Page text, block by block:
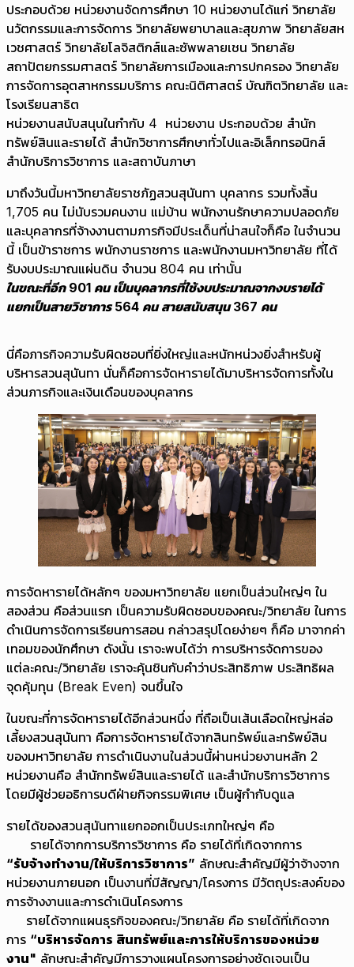
ประกอบด้วย หน่วยงานจัดการศึกษา 10 หน่วยงานได้แก่ วิทยาลัย
นวัตกรรมและการจัดการ วิทยาลัยพยาบาลและสุขภาพ วิทยาลัยสห
เวชศาสตร์ วิทยาลัยโลจิสติกส์และซัพพลายเชน วิทยาลัย
สถาปัตยกรรมศาสตร์ วิทยาลัยการเมืองและการปกครอง วิทยาลัย
การจัดการอุตสาหกรรมบริการ คณะนิติศาสตร์ บัณฑิตวิทยาลัย และ
โรงเรียนสาธิต
หน่วยงานสนับสนุนในกำกับ 4 หน่วยงาน ประกอบด้วย สำนัก
ทรัพย์สินและรายได้ สำนักวิชาการศึกษาทั่วไปและอิเล็กทรอนิกส์
สำนักบริการวิชาการ และสถาบันภาษา
มาถึงวันนี้มหาวิทยาลัยราชภัฏสวนสุนันทา บุคลากร รวมทั้งสิ้น
1,705 คน ไม่นับรวมคนงาน แม่บ้าน พนักงานรักษาความปลอดภัย
และบุคลากรที่จ้างงานตามภารกิจมีประเด็นที่น่าสนใจก็คือ ในจำนวน
นี้ เป็นข้าราชการ พนักงานราชการ และพนักงานมหาวิทยาลัย ที่ได้
รับงบประมาณแผ่นดิน จำนวน 804 คน เท่านั้น
ในขณะที่อีก 901 คน เป็นบุคลากรที่ใช้งบประมาณจากงบรายได้
แยกเป็นสายวิชาการ 564 คน สายสนับสนุน 367 คน
นี่คือภารกิจความรับผิดชอบที่ยิ่งใหญ่และหนักหน่วงยิ่งสำหรับผู้
บริหารสวนสุนันทา นั่นก็คือการจัดหารายได้มาบริหารจัดการทั้งใน
ส่วนภารกิจและเงินเดือนของบุคลากร
การจัดหารายได้หลักๆ ของมหาวิทยาลัย แยกเป็นส่วนใหญ่ๆ ใน
สองส่วน คือส่วนแรก เป็นความรับผิดชอบของคณะ/วิทยาลัย ในการ
ดำเนินการจัดการเรียนการสอน กล่าวสรุปโดยง่ายๆ ก็คือ มาจากค่า
เทอมของนักศึกษา ดังนั้น เราจะพบได้ว่า การบริหารจัดการของ
แต่ละคณะ/วิทยาลัย เราจะคุ้นชินกับคำว่าประสิทธิภาพ ประสิทธิผล
จุดคุ้มทุน (Break Even) จนขึ้นใจ
ในขณะที่การจัดหารายได้อีกส่วนหนึ่ง ที่ถือเป็นเส้นเลือดใหญ่หล่อ
เลี้ยงสวนสุนันทา คือการจัดหารายได้จากสินทรัพย์และทรัพย์สิน
ของมหาวิทยาลัย การดำเนินงานในส่วนนี้ผ่านหน่วยงานหลัก 2
หน่วยงานคือ สำนักทรัพย์สินและรายได้ และสำนักบริการวิชาการ
โดยมีผู้ช่วยอธิการบดีฝ่ายกิจกรรมพิเศษ เป็นผู้กำกับดูแล
รายได้ของสวนสุนันทาแยกออกเป็นประเภทใหญ่ๆ คือ
รายได้จากการบริการวิชาการ คือ รายได้ที่เกิดจากการ
“รับจ้างทำงาน/ให้บริการวิชาการ” ลักษณะสำคัญมีผู้ว่าจ้างจาก
หน่วยงานภายนอก เป็นงานที่มีสัญญา/โครงการ มีวัตถุประสงค์ของ
การจ้างงานและการดำเนินโครงการ
รายได้จากแผนธุรกิจของคณะ/วิทยาลัย คือ รายได้ที่เกิดจาก
การ “บริหารจัดการ สินทรัพย์และการให้บริการของหน่วย
งาน" ลักษณะสำคัญมีการวางแผนโครงการอย่างชัดเจนเป็น